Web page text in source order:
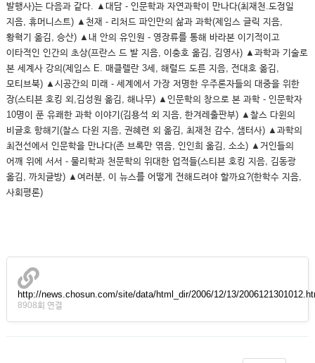
발행사)는 다음과 같다. ▲대담 - 인문학과 자연과학이 만나다(최재천.도정일
지음, 휴머니스트) ▲천재 - 리처드 파인만의 삶과 과학(제임스 글릭 지음,
황혁기 옮김, 승산) ▲내 안의 유인원 - 영장류를 통해 바라본 이기적이고
이타적인 인간의 초상(프란스 드 발 지음, 이충호 옮김, 김영사) ▲과학과 기술로
본 세계사 강의(제임스 E. 매클렐란 3세, 해럴드 도른 지음, 전대호 옮김,
모티브북) ▲시공간의 미래 - 세계에서 가장 저명한 우주론자들의 대중을 위한
장(스티븐 호킹 외,김성원 옮김, 해나무) ▲인문학의 창으로 본 과학 - 인문학자
10명이 푼 유쾌한 과학 이야기(김용석 외 지음, 한겨레출판부) ▲찰스 다윈의
비글호 항해기(찰스 다윈 지음, 권혜련 외 옮김, 최재천 감수, 샘터사) ▲과학의
최전선에서 인문학을 만나다(존 브록만 엮음, 인인희 옮김, 소소) ▲거인들의
어깨 위에 서서 - 물리학과 천문학의 위대한 업적들(스티븐 호킹 지음, 김동광
옮김, 까치글방) ▲여러분, 이 뉴스를 어떻게 전해드려야 할까요?(한학수 지음,
사회평론)
http://news.chosun.com/site/data/html_dir/2006/12/13/
8908회 연결